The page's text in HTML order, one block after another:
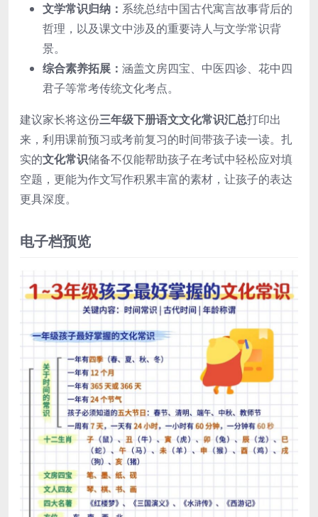
文学常识归纳： 系统总结中国古代寓言故事背后的
哲理，以及课文中涉及的重要诗人与文学常识背
景。
综合素养拓展： 涵盖文房四宝、中医四诊、花中四
君子等常考传统文化考点。
建议家长将这份三年级下册语文文化常识汇总打印出
来，利用课前预习或考前复习的时间带孩子读一读。扎
实的文化常识储备不仅能帮助孩子在考试中轻松应对填
空题，更能为作文写作积累丰富的素材，让孩子的表达
更具深度。
电子档预览